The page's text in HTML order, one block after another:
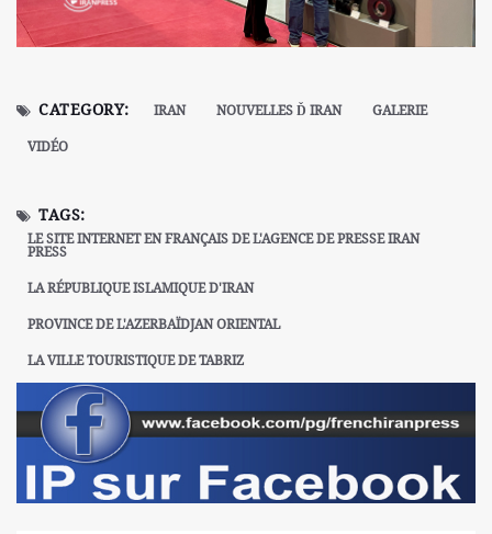
CATEGORY: IRAN NOUVELLES Ď IRAN
GALERIE
VIDÉO
TAGS:
LE SITE INTERNET EN FRANÇAIS DE L'AGENCE DE PRESSE IRAN
PRESS
LA RÉPUBLIQUE ISLAMIQUE D'IRAN
PROVINCE DE L'AZERBAÏDJAN ORIENTAL
LA VILLE TOURISTIQUE DE TABRIZ